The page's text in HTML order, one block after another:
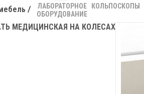
ЛАБОРАТОРНОЕ
ОБОРУДОВАНИЕ
КОЛЬПОСКОПЫ
МЕДИЦИНСКАЯ НА КОЛЕСАХ